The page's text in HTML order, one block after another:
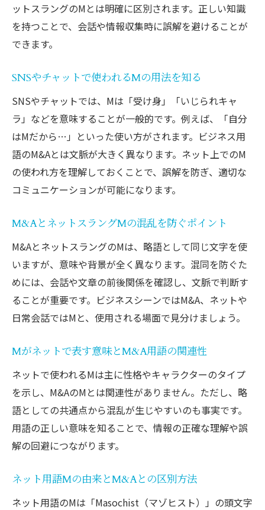
ットスラングのMとは明確に区別されます。正しい知識
を持つことで、会話や情報収集時に誤解を避けることが
できます。
SNSやチャットで使われるMの用法を知る
SNSやチャットでは、Mは「受け身」「いじられキャ
ラ」などを意味することが一般的です。例えば、「自分
はMだから…」といった使い方がされます。ビジネス用
語のM&Aとは文脈が大きく異なります。ネット上でのM
の使われ方を理解しておくことで、誤解を防ぎ、適切な
コミュニケーションが可能になります。
M&AとネットスラングMの混乱を防ぐポイント
M&AとネットスラングのMは、略語として同じ文字を使
いますが、意味や背景が全く異なります。混同を防ぐた
めには、会話や文章の前後関係を確認し、文脈で判断す
ることが重要です。ビジネスシーンではM&A、ネットや
日常会話ではMと、使用される場面で見分けましょう。
Mがネットで表す意味とM&A用語の関連性
ネットで使われるMは主に性格やキャラクターのタイプ
を示し、M&AのMとは関連性がありません。ただし、略
語としての共通点から混乱が生じやすいのも事実です。
用語の正しい意味を知ることで、情報の正確な理解や誤
解の回避につながります。
ネット用語Mの由来とM&Aとの区別方法
ネット用語のMは「Masochist（マゾヒスト）」の頭文字